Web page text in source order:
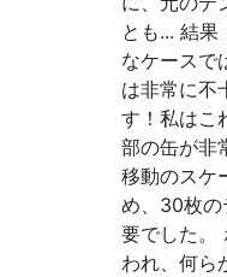
とも... 結果
なケースで
は非常に不
す！私はこ
部の缶が非
移動のスケ
め、30枚の
要でした。
われ、何ら